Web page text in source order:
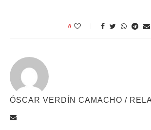
0
ÓSCAR VERDÍN CAMACHO /